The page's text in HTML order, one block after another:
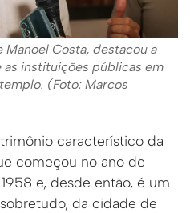
Costa, destacou a
instituições públicas em
(Foto: Marcos
característico da
começou no ano de
e, desde então, é um
da cidade de